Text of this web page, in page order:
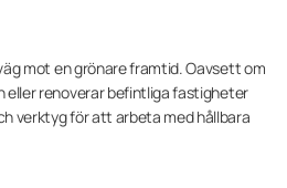
mot en grönare framtid. Oavsett om
eller renoverar befintliga fastigheter
verktyg för att arbeta med hållbara